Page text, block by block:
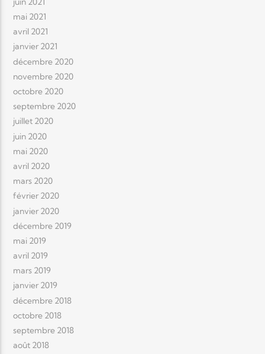
mai 2021
avril 2021
janvier 2021
décembre 2020
novembre 2020
octobre 2020
septembre 2020
juillet 2020
juin 2020
mai 2020
avril 2020
mars 2020
février 2020
janvier 2020
décembre 2019
mai 2019
avril 2019
mars 2019
janvier 2019
décembre 2018
octobre 2018
septembre 2018
août 2018